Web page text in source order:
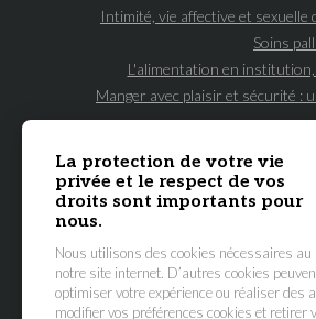
Intimité, vie affective et
Soins
L'alimentation en
Manger avec plaisir et sécurité :
Prévention des fausses routes &
Communication
Les essentiels
La protection de votre vie
privée et le respect de vos
droits sont importants pour
nous.
Nous utilisons des cookies nécessaires au
notre site internet. D’autres cookies
optimiser votre expérience ou réaliser des
modifier vos préférences cookies et retirer